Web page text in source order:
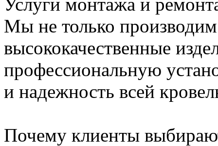
Мы не только
высококачественные
профессиональную
и надежность всей
Почему клиенты